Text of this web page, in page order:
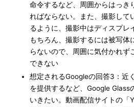
命令するなど、周囲からはっき
ればならない。また、撮影して
るように、撮影中はディスプレ
もちろん、撮影するには被写体
らないので、周囲に気付かれず
できない
想定されるGoogleの回答3：近
を提供するなど、Google Glass
いきたい。動画配信サイトの「